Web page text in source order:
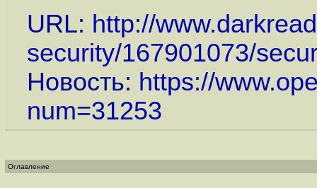
URL: http://
security/167901073/
Новость: https://
num=31253
Оглавление